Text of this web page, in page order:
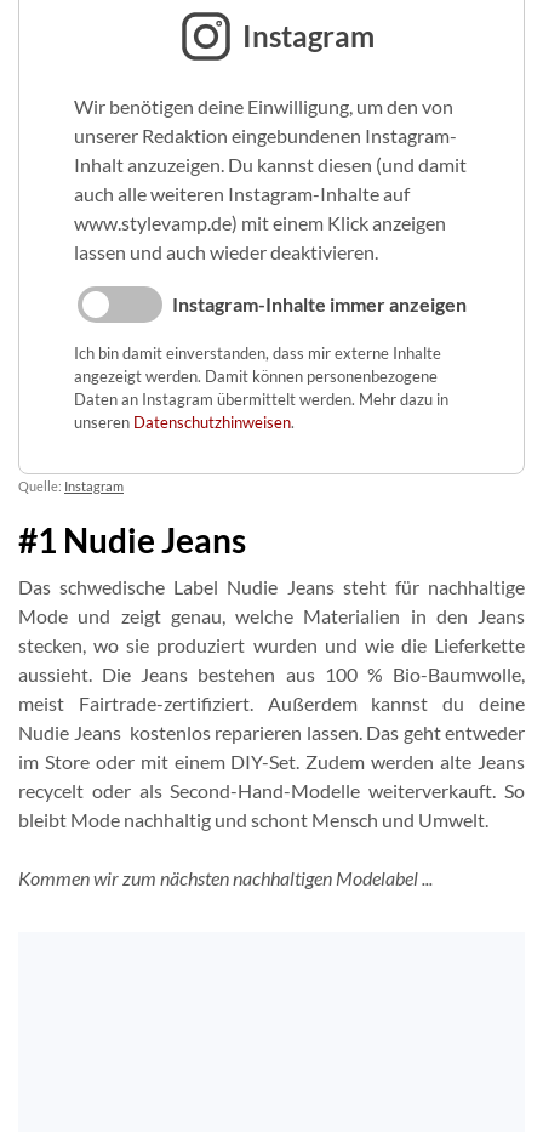
Instagram
Wir benötigen deine Einwilligung, um den von
unserer Redaktion eingebundenen Instagram-
Inhalt anzuzeigen. Du kannst diesen (und damit
auch alle weiteren Instagram-Inhalte auf
www.stylevamp.de) mit einem Klick anzeigen
lassen und auch wieder deaktivieren.
Instagram-Inhalte immer anzeigen
Ich bin damit einverstanden, dass mir externe Inhalte
angezeigt werden. Damit können personenbezogene
Daten an Instagram übermittelt werden. Mehr dazu in
unseren Datenschutzhinweisen.
Quelle: Instagram
#1 Nudie Jeans
Das schwedische Label Nudie Jeans steht für nachhaltige
Mode und zeigt genau, welche Materialien in den Jeans
stecken, wo sie produziert wurden und wie die Lieferkette
aussieht. Die Jeans bestehen aus 100 % Bio-Baumwolle,
meist Fairtrade-zertifiziert. Außerdem kannst du deine
Nudie Jeans kostenlos reparieren lassen. Das geht entweder
im Store oder mit einem DIY-Set. Zudem werden alte Jeans
recycelt oder als Second-Hand-Modelle weiterverkauft. So
bleibt Mode nachhaltig und schont Mensch und Umwelt.
Kommen wir zum nächsten nachhaltigen Modelabel ...